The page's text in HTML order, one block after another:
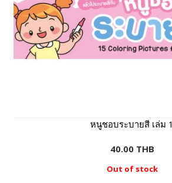
หนูชอบระบายสี เล่ม 1
40.00 THB
Out of stock